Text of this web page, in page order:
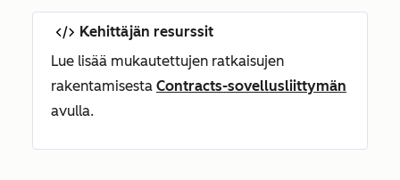
Kehittäjän resurssit
Lue lisää mukautettujen ratkaisujen
rakentamisesta Contracts-sovellusliittymän
avulla.